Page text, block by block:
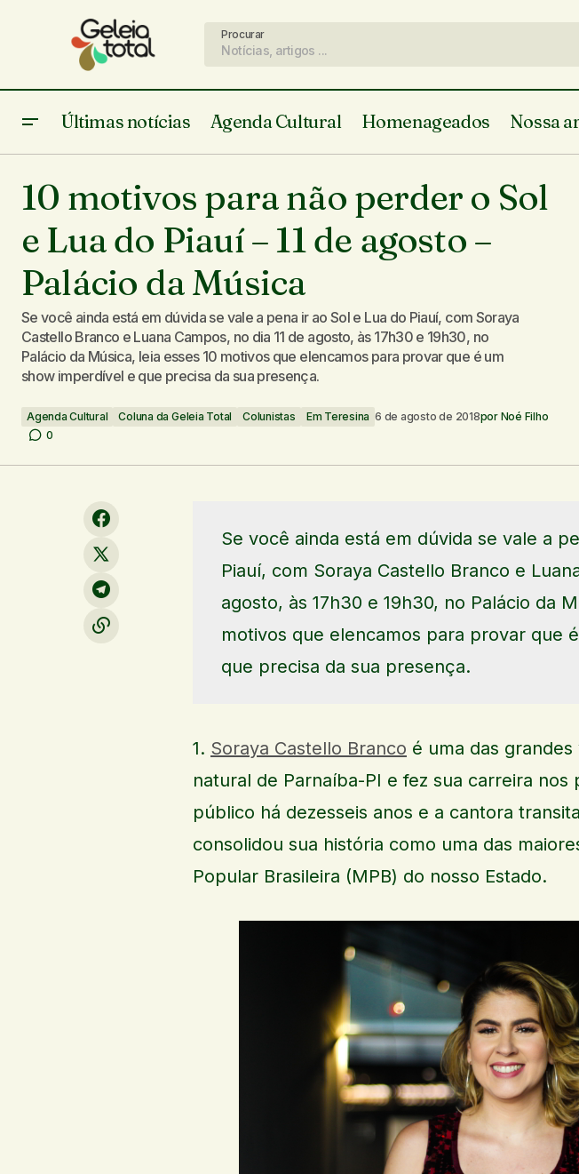
Procurar
Últimas notícias Agenda Cultural Homenageados Nossa
Pacheco
Colunistas
Em Teresina
10
de
10 motivos para não perder o Sol
e Lua do Piauí – 11 de agosto –
Palácio da Música
Se você ainda está em dúvida se vale a pena ir ao Sol e Lua do Piauí, com Soraya
Castello Branco e Luana Campos, no dia 11 de agosto, às 17h30 e 19h30, no
Palácio da Música, leia esses 10 motivos que elencamos para provar que é um
show imperdível e que precisa da sua presença.
Agenda Cultural Coluna da Geleia Total Colunistas Em Teresina 6 de agosto de 2018por Noé Filho
0
Se você ainda está em dúvida se vale a
Piauí, com Soraya Castello Branco e
agosto, às 17h30 e 19h30, no Palácio da
motivos que elencamos para provar que
que precisa da sua presença.
1. Soraya Castello Branco é uma das grandes
natural de Parnaíba-PI e fez sua carreira nos
público há dezesseis anos e a cantora
consolidou sua história como uma das
Popular Brasileira (MPB) do nosso Estado.